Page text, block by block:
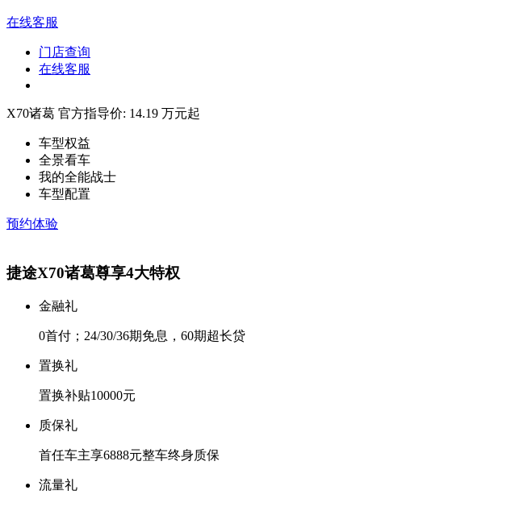
在线客服
门店查询
在线客服
X70诸葛 官方指导价: 14.19 万元起
车型权益
全景看车
我的全能战士
车型配置
预约体验
捷途X70诸葛尊享4大特权
金融礼
0首付；24/30/36期免息，60期超长贷
置换礼
置换补贴10000元
质保礼
首任车主享6888元整车终身质保
流量礼